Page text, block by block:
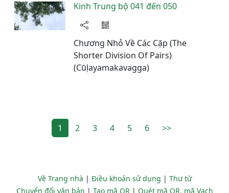
Kinh Trung bộ 041 đến 050
Chương Nhỏ Về Các Cặp (The
Shorter Division Of Pairs)
(Cūḷayamakavagga)
1 2 3 4 5 6 >>
Về Trang nhà | Điều khoản sử dụng | Thư từ
Chuyển đổi văn bản | Tạo mã QR | Quét mã QR, mã Vạch